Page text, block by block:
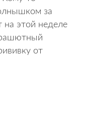
за
на этой неделе
от